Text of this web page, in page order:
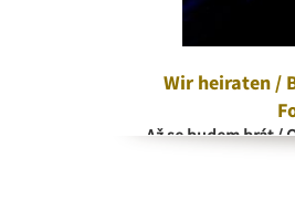
Wir heiraten /
Až se budem brát /